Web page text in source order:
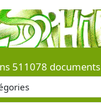
511078 documents